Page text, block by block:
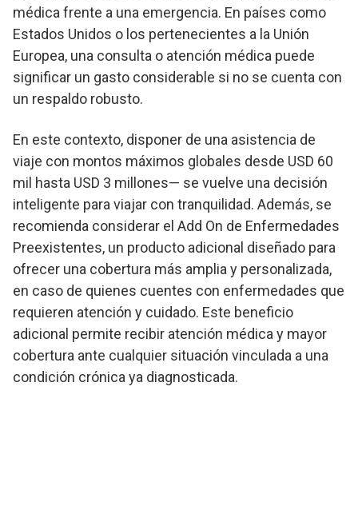
médica frente a una emergencia. En países como
Estados Unidos o los pertenecientes a la Unión
Europea, una consulta o atención médica puede
significar un gasto considerable si no se cuenta con
un respaldo robusto.
En este contexto, disponer de una asistencia de
viaje con montos máximos globales desde USD 60
mil hasta USD 3 millones— se vuelve una decisión
inteligente para viajar con tranquilidad. Además, se
recomienda considerar el Add On de Enfermedades
Preexistentes, un producto adicional diseñado para
ofrecer una cobertura más amplia y personalizada,
en caso de quienes cuentes con enfermedades que
requieren atención y cuidado. Este beneficio
adicional permite recibir atención médica y mayor
cobertura ante cualquier situación vinculada a una
condición crónica ya diagnosticada.